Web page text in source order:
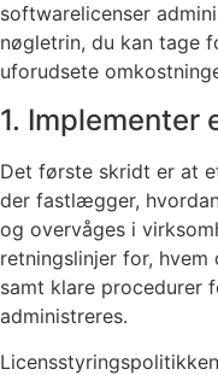
softwarelicenser
nøgletrin, du kan tage
uforudsete
1.
Det første skridt er at
der fastlægger,
og overvåges i
retningslinjer for,
samt klare procedurer
administreres.